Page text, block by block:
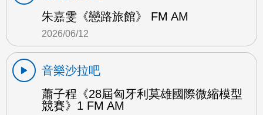
朱嘉雯《戀路旅館》 FM AM
2026/06/12
音樂沙拉吧
蕭子程《28屆匈牙利莫雄國際微縮模型
競賽》1 FM AM